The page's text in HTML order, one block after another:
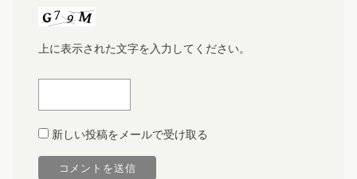
上に表示された文字を入力してください。
新しい投稿をメールで受け取る